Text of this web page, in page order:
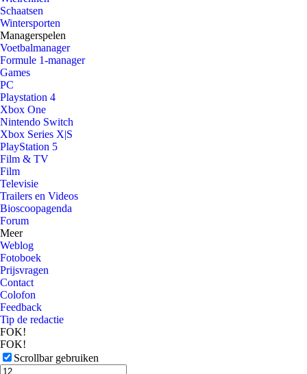
Schaatsen
Wintersporten
Managerspelen
Voetbalmanager
Formule 1-manager
Games
PC
Playstation 4
Xbox One
Nintendo Switch
Xbox Series X|S
PlayStation 5
Film & TV
Film
Televisie
Trailers en Videos
Bioscoopagenda
Forum
Meer
Weblog
Fotoboek
Prijsvragen
Contact
Colofon
Feedback
Tip de redactie
FOK!
FOK!
Scrollbar gebruiken